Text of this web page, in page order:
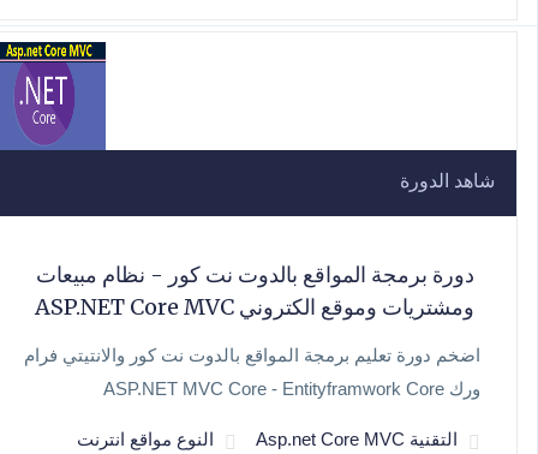
شاهد الدورة
دورة برمجة المواقع بالدوت نت كور - نظام مبيعات
ومشتريات وموقع الكتروني ASP.NET Core MVC
اضخم دورة تعليم برمجة المواقع بالدوت نت كور والانتيتي فرام
ورك ASP.NET MVC Core - Entityframwork Core
التقنية Asp.net Core MVC النوع مواقع انترنت